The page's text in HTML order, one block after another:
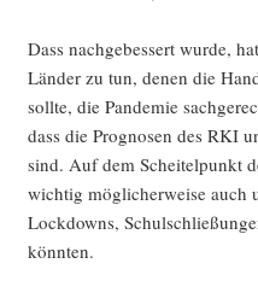
Dass nach­ge­bes­sert wur­de,
Län­der zu tun, denen die
soll­te, die Pan­de­mie
dass die Pro­gno­sen des RKI
sind. Auf dem Schei­tel­punkt
wich­tig mög­li­cher­wei­se auch
Lock­downs,
könnten.